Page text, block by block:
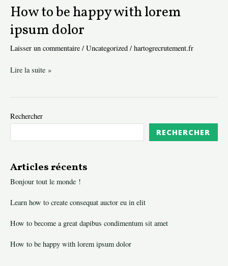
How to be happy with lorem
ipsum dolor
Laisser un commentaire / Uncategorized / hartogrecrutement.fr
How
with
ipsum
Lire la suite »
Rechercher
RECHERCHER
Articles récents
Bonjour tout le monde !
Learn how to create consequat auctor eu in elit
How to become a great dapibus condimentum sit amet
How to be happy with lorem ipsum dolor